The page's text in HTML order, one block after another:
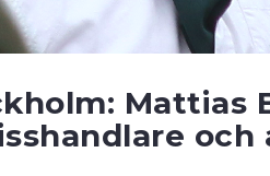
Mattias
och